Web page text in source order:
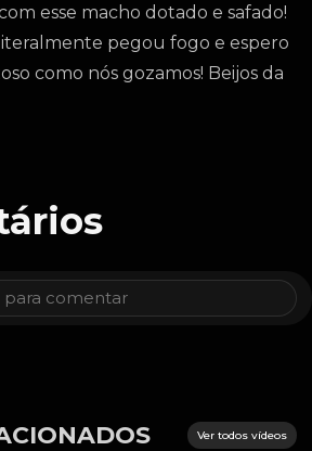
esse macho dotado e safado!
pegou fogo e espero
como nós gozamos! Beijos da
para comentar
Ver todos vídeos